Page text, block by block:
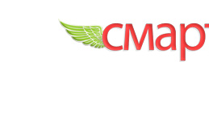
Skip to main content